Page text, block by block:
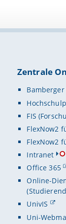
Zentrale
FIS
FlexNow2
FlexNow2
Intranet
Office 365
Online-
UnivIS
Uni-